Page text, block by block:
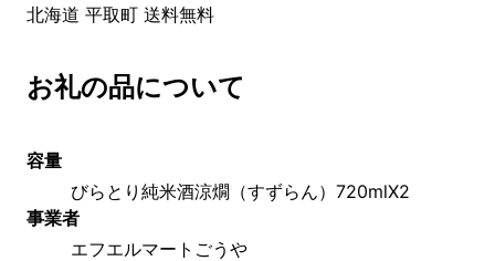
北海道 平取町 送料無料
お礼の品について
容量
びらとり純米酒涼燗（すずらん）720mlX2
事業者
エフエルマートごうや